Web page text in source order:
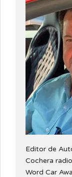
Editor de
Cochera
Word Car